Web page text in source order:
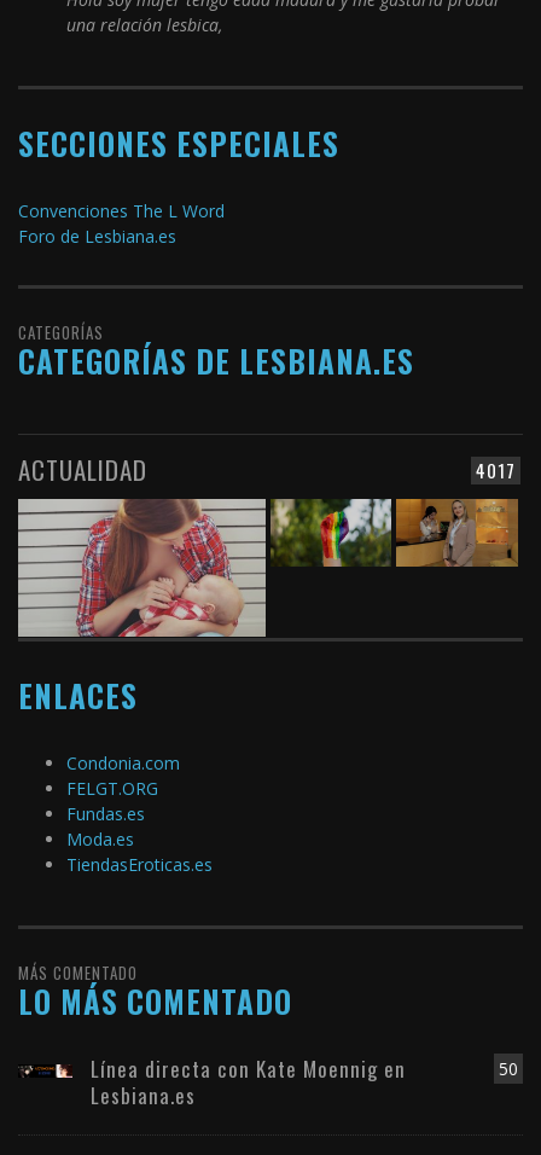
una relación lesbica,
SECCIONES ESPECIALES
Convenciones The L Word
Foro de Lesbiana.es
CATEGORÍAS
CATEGORÍAS DE LESBIANA.ES
4017
ACTUALIDAD
ENLACES
Condonia.com
FELGT.ORG
Fundas.es
Moda.es
TiendasEroticas.es
MÁS COMENTADO
LO MÁS COMENTADO
50
Línea directa con Kate Moennig en
Lesbiana.es